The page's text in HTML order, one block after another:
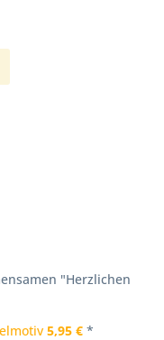
"Herzlichen
5,95 € *